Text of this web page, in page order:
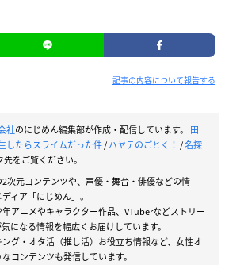
記事の内容について報告する
社のにじめん編集部が作成・配信しています。 田
したらスライムだった件/ハヤテのごとく！ /名探
をご覧ください。
次元コンテンツや、声優・舞台・俳優などの情
ィア「にじめん」。
アニメやキャラクター作品、VTuberなどストリー
になる情報を幅広くお届けしています。
グ・オタ活（推し活）お役立ち情報など、女性オ
コンテンツも発信しています。